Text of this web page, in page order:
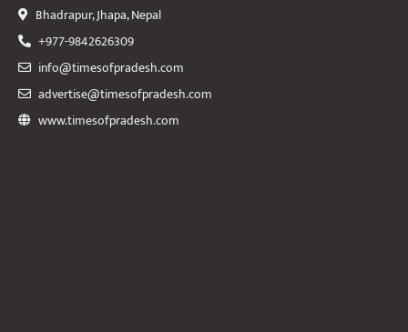
Bhadrapur, Jhapa, Nepal
+977-9842626309
info@timesofpradesh.com
advertise@timesofpradesh.com
www.timesofpradesh.com